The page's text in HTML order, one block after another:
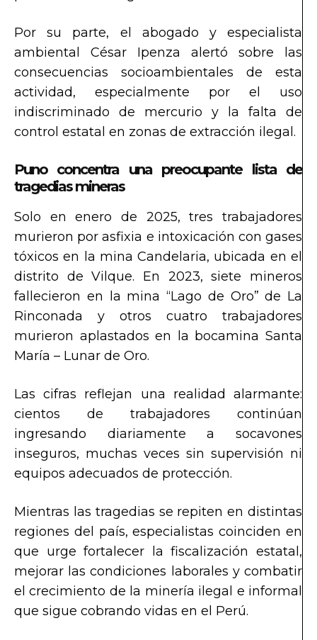
Por su parte, el abogado y especialista
ambiental César Ipenza alertó sobre las
consecuencias socioambientales de esta
actividad, especialmente por el uso
indiscriminado de mercurio y la falta de
control estatal en zonas de extracción ilegal.
Puno concentra una preocupante lista de
tragedias mineras
Solo en enero de 2025, tres trabajadores
murieron por asfixia e intoxicación con gases
tóxicos en la mina Candelaria, ubicada en el
distrito de Vilque. En 2023, siete mineros
fallecieron en la mina “Lago de Oro” de La
Rinconada y otros cuatro trabajadores
murieron aplastados en la bocamina Santa
María – Lunar de Oro.
Las cifras reflejan una realidad alarmante:
cientos de trabajadores continúan
ingresando diariamente a socavones
inseguros, muchas veces sin supervisión ni
equipos adecuados de protección.
Mientras las tragedias se repiten en distintas
regiones del país, especialistas coinciden en
que urge fortalecer la fiscalización estatal,
mejorar las condiciones laborales y combatir
el crecimiento de la minería ilegal e informal
que sigue cobrando vidas en el Perú.